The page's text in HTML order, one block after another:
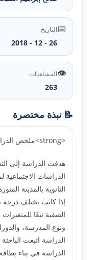
📅التاريخ
26 - 12 - 2018
👁️المشاهدات
263
📝 نبذة مختصرة
<strong>ملخص الدراسة</strong>
هدفت الدراسة إلى
الدراسات الاجتماعية
الثانوية بالمدينة
إذا کانت تختلف درجة
الصفية تبعًا
ونوع المدرسة،
الدراسة اتبعت
الدراسة في بناء